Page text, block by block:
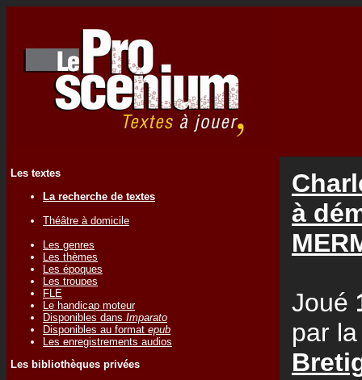
Les textes
La recherche de textes
Théâtre à domicile
Les genres
Les thèmes
Les époques
Les troupes
FLE
Le handicap moteur
Disponibles dans Imparato
Disponibles au format epub
Les enregistrements audios
Les bibliothèques privées
à
Joué
par